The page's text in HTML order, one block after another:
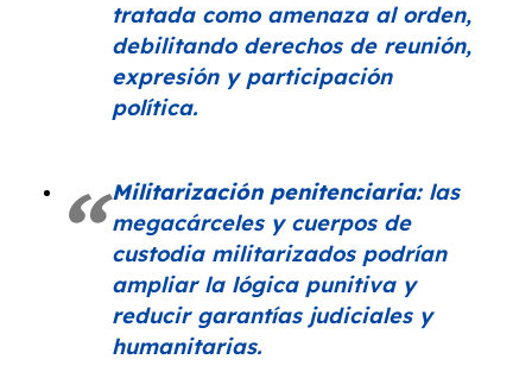
tratada como amenaza al orden,
debilitando derechos de reunión,
expresión y participación
política.
Militarización penitenciaria:las
megacárceles y cuerpos de
custodia militarizados podrían
ampliar la lógica punitiva y
reducir garantías judiciales y
humanitarias.